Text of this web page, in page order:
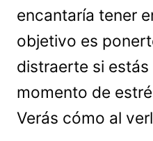
encantaría tener
objetivo es
distraerte si
momento de
Verás cómo al